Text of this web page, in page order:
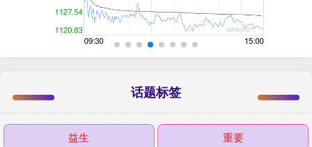
话题标签
益生 重要